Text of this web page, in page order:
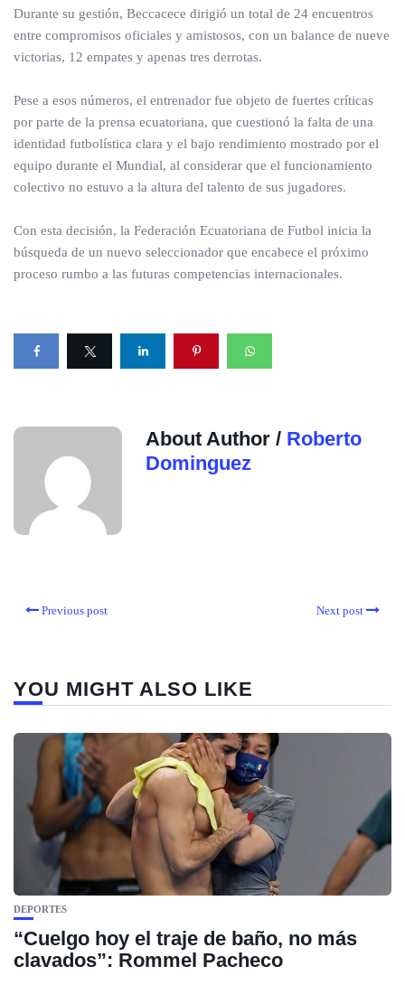
Durante su gestión, Beccacece dirigió un total de 24 encuentros
entre compromisos oficiales y amistosos, con un balance de nueve
victorias, 12 empates y apenas tres derrotas.
Pese a esos números, el entrenador fue objeto de fuertes críticas
por parte de la prensa ecuatoriana, que cuestionó la falta de una
identidad futbolística clara y el bajo rendimiento mostrado por el
equipo durante el Mundial, al considerar que el funcionamiento
colectivo no estuvo a la altura del talento de sus jugadores.
Con esta decisión, la Federación Ecuatoriana de Futbol inicia la
búsqueda de un nuevo seleccionador que encabece el próximo
proceso rumbo a las futuras competencias internacionales.
About Author / Roberto
Dominguez
Previous post Next post
YOU MIGHT ALSO LIKE
DEPORTES
“Cuelgo hoy el traje de baño, no más
clavados”: Rommel Pacheco